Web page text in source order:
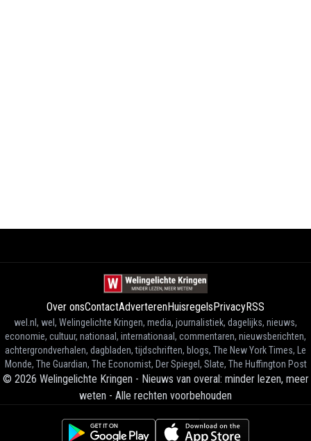
Over onsContactAdverterenHuisregels PrivacyRSS
wel.nl, wel, Welingelichte Kringen, media, journalistiek, dagelijks, nieuws,
economie, cultuur, nationaal, internationaal, commentaren, nieuwsberichten,
achtergrondverhalen, dagbladen, tijdschriften, blogs, The New York Times, Le
Monde, The Guardian, The Economist, Der Spiegel, Slate, The Huffington Post
© 2026 Welingelichte Kringen - Nieuws van overal: minder lezen, meer
weten - Alle rechten voorbehouden